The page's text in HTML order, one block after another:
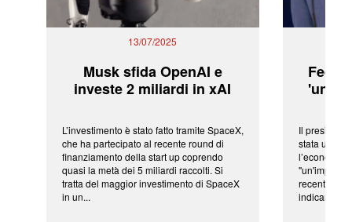
13/07/2025
Musk sfida OpenAI e
investe 2 miliardi in xAI
L’investimento è stato fatto tramite SpaceX,
che ha partecipato al recente round di
finanziamento della start up coprendo
quasi la metà dei 5 miliardi raccolti. Si
tratta del maggior investimento di SpaceX
in un...
Fed:
'una
Il
stata una
l’economia
recenti
indicano